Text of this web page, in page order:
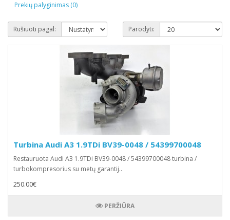
Prekių palyginimas (0)
Rušiuoti pagal: Parodyti:
Turbina Audi A3 1.9TDi BV39-0048 / 54399700048
Restauruota Audi A3 1.9TDi BV39-0048 / 54399700048 turbina /
turbokompresorius su metų garantij..
250.00€
PERŽIŪRA